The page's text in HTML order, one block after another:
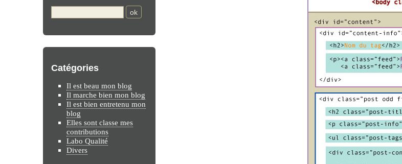
Catégories
Il est beau mon blog
Il marche bien mon blog
Il est bien entretenu mon
blog
Elles sont classe mes
contributions
Labo Qualité
Divers